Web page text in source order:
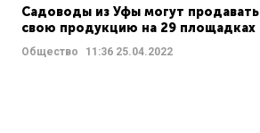
Садоводы из Уфы могут продавать
свою продукцию на 29 площадках
Общество 11:36 25.04.2022